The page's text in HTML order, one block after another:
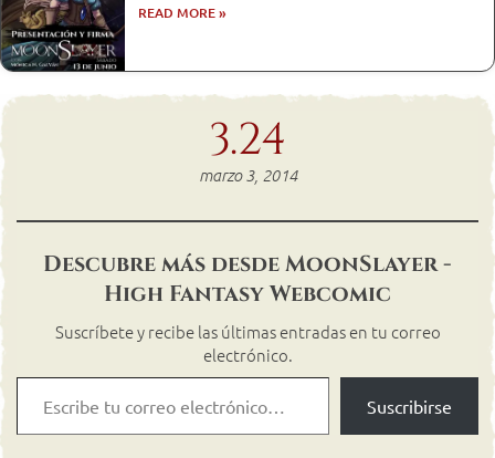
READ MORE »
3.24
marzo 3, 2014
Descubre más desde MoonSlayer -
High Fantasy Webcomic
Suscríbete y recibe las últimas entradas en tu correo
electrónico.
Suscribirse